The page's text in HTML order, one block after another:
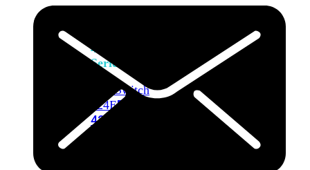
400
Series
FortiSwitch
424EFortiSwitch
424E-